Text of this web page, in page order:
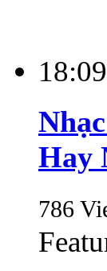
18:09
Hay
786